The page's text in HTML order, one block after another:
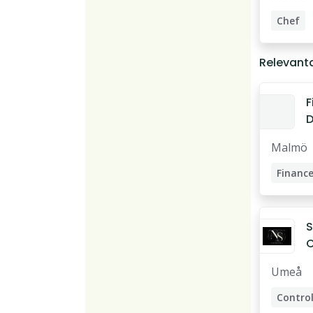
Chef
Malmö
Umeå